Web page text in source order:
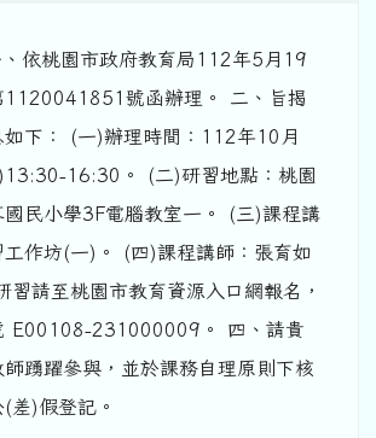
桃園市政府教育局112年5月19
1120041851號函辦理。 二、旨揭
如下： (一)辦理時間：112年10月
16:30。 (二)研習地點：桃園
國民小學3F電腦教室一。 (三)課程講
工作坊(一)。 (四)課程講師：張育如
習請至桃園市教育資源入口網報名，
E00108-231000009。 四、請貴
踴躍參與，並於課務自理原則下核
差)假登記。